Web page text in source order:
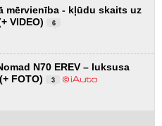
mērvienība - kļūdu skaits uz
VIDEO)
6
N70 EREV – luksusa
FOTO)
3